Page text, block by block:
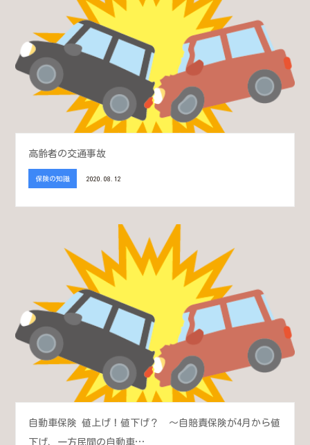
高齢者の交通事故
保険の知識 2020.08.12
自動車保険 値上げ！値下げ？ ～自賠責保険が4月から値
下げ、一方民間の自動車…